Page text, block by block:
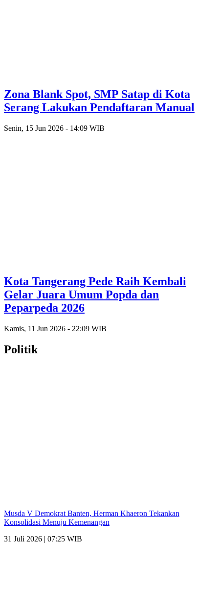
Zona Blank Spot, SMP Satap di Kota
Serang Lakukan Pendaftaran Manual
Senin, 15 Jun 2026 - 14:09 WIB
Kota Tangerang Pede Raih Kembali
Gelar Juara Umum Popda dan
Peparpeda 2026
Kamis, 11 Jun 2026 - 22:09 WIB
Politik
Musda V Demokrat Banten, Herman Khaeron Tekankan
Konsolidasi Menuju Kemenangan
31 Juli 2026 | 07:25 WIB